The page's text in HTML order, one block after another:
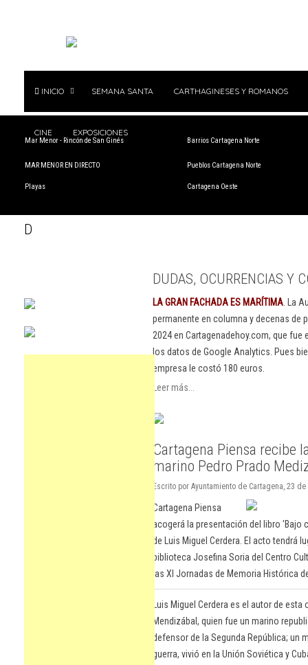
INICIO SEMANA SANTA CARTHAGINESES Y ROMANOS
CINE EXPOSICIONES
Mar Menor - Rincón de San Ginés
MAR MENOR EN DIRECTO
Playas
Barrios Cartagena Norte
Pueblos Cartagena Norte
Cartagena Oeste
D
DUDAS, OCURRENCIAS Y
LA GRAN FACHADA ES MARÍTIMA . La
permanente en columna y decenas
2024 en Cartagenadehoy.com, que
los datos de Google Analytics. Pues
empresa le costó 180 euros.
Leer más...
Cartagena Piensa recibe
marino Pedro Prado
Escrito por Ayuntamiento de Cartagena, 23 de
Cartagena Piensa
acogerá la presentación del libro 'Bajo
de Luis Miguel Cerdera. El acto tendrá
biblioteca Josefina Soria del Centro
las XI Jornadas de Memoria Histórica
Luis Miguel Cerdera es el autor de
Mendizábal, quien fue un marino
defensor de la Segunda República; un
guerra, vivió en la Unión Soviética y